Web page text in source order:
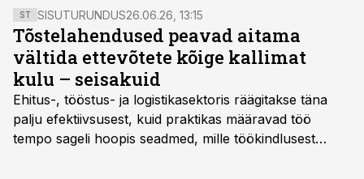
ST SISUTURUNDUS26.06.26, 13:15
Tõstelahendused peavad aitama
vältida ettevõtete kõige kallimat
kulu – seisakuid
Ehitus-, tööstus- ja logistikasektoris räägitakse täna
palju efektiivsusest, kuid praktikas määravad töö
tempo sageli hoopis seadmed, mille töökindlusest